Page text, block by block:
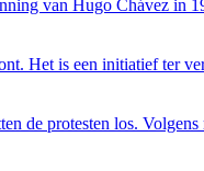
van Hugo Chávez in
Het is een initiatief ter
de protesten los.